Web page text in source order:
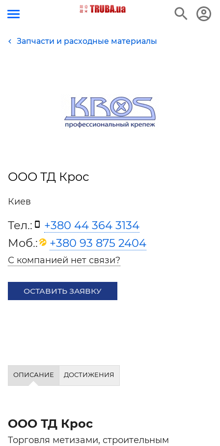
Запчасти и расходные материалы
ООО ТД Крос
Киев
Тел.:
+380 44 364 3134
Моб.:
+380 93 875 2404
С компанией нет связи?
ОСТАВИТЬ ЗАЯВКУ
ОПИСАНИЕ ДОСТИЖЕНИЯ
ООО ТД Крос
Торговля метизами, строительным